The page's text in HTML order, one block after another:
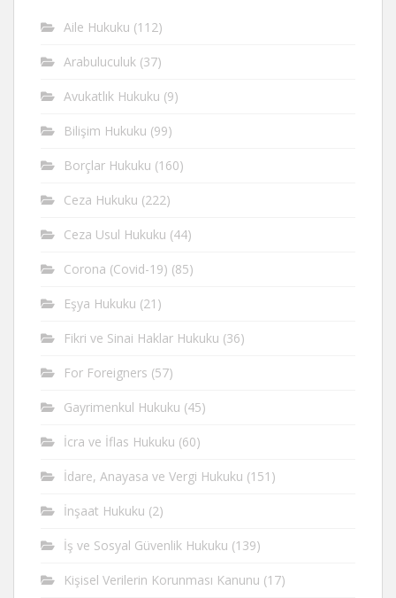
Aile Hukuku (112)
Arabuluculuk (37)
Avukatlık Hukuku (9)
Bilişim Hukuku (99)
Borçlar Hukuku (160)
Ceza Hukuku (222)
Ceza Usul Hukuku (44)
Corona (Covid-19) (85)
Eşya Hukuku (21)
Fikri ve Sinai Haklar Hukuku (36)
For Foreigners (57)
Gayrimenkul Hukuku (45)
İcra ve İflas Hukuku (60)
İdare, Anayasa ve Vergi Hukuku (151)
İnşaat Hukuku (2)
İş ve Sosyal Güvenlik Hukuku (139)
Kişisel Verilerin Korunması Kanunu (17)